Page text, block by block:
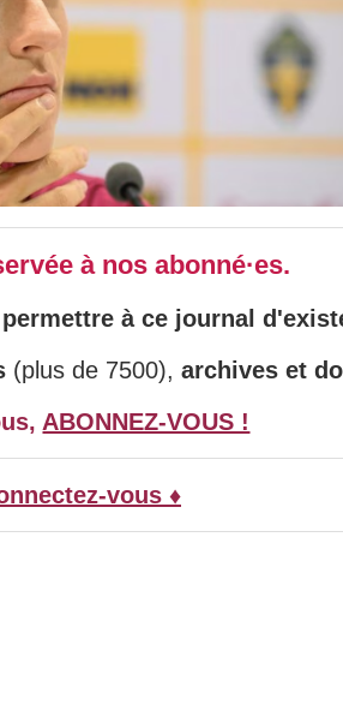
à nos abonné·es.
permettre à ce journal
(plus de 7500), archives et
ABONNEZ-VOUS !
vous ♦